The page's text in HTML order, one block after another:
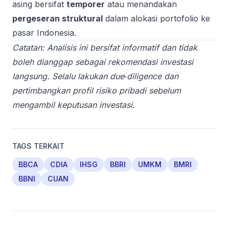
asing bersifat temporer atau menandakan
pergeseran struktural dalam alokasi portofolio ke
pasar Indonesia.
Catatan: Analisis ini bersifat informatif dan tidak
boleh dianggap sebagai rekomendasi investasi
langsung. Selalu lakukan due‑diligence dan
pertimbangkan profil risiko pribadi sebelum
mengambil keputusan investasi.
TAGS TERKAIT
BBCA CDIA IHSG BBRI UMKM
BMRI
BBNI
CUAN